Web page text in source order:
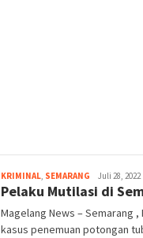
KRIMINAL, SEMARANG magelangnews
Juli 28, 2022
Pelaku Mutilasi di
Magelang News – Semarang
kasus penemuan potongan